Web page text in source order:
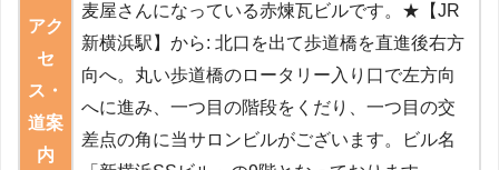
アク
セ
ス・
道案
内
麦屋さんになっている赤煉瓦ビルです。★【JR
新横浜駅】から: 北口を出て歩道橋を直進後右方
向へ。丸い歩道橋のロータリー入り口で左方向
へに進み、一つ目の階段をくだり、一つ目の交
差点の角に当サロンビルがございます。ビル名